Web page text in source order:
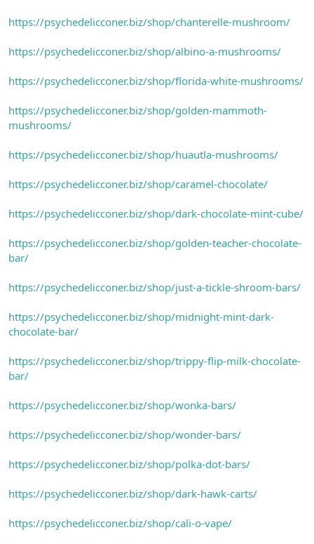
https://psychedelicconer.biz/shop/chanterelle-mushroom/
https://psychedelicconer.biz/shop/albino-a-mushrooms/
https://psychedelicconer.biz/shop/florida-white-mushrooms/
https://psychedelicconer.biz/shop/golden-mammoth-
mushrooms/
https://psychedelicconer.biz/shop/huautla-mushrooms/
https://psychedelicconer.biz/shop/caramel-chocolate/
https://psychedelicconer.biz/shop/dark-chocolate-mint-cube/
https://psychedelicconer.biz/shop/golden-teacher-chocolate-
bar/
https://psychedelicconer.biz/shop/just-a-tickle-shroom-bars/
https://psychedelicconer.biz/shop/midnight-mint-dark-
chocolate-bar/
https://psychedelicconer.biz/shop/trippy-flip-milk-chocolate-
bar/
https://psychedelicconer.biz/shop/wonka-bars/
https://psychedelicconer.biz/shop/wonder-bars/
https://psychedelicconer.biz/shop/polka-dot-bars/
https://psychedelicconer.biz/shop/dark-hawk-carts/
https://psychedelicconer.biz/shop/cali-o-vape/